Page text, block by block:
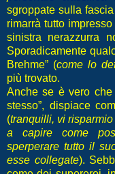
sgroppate sulla
rimarrà tutto
sinistra nerazzurra
Sporadicamente
Brehme” (come lo
più trovato.
Anche se è vero
stesso”, dispiace
(tranquilli, vi
a capire come
sperperare tutto il
esse collegate).